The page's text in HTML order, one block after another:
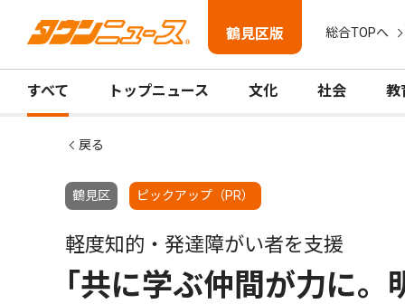
鶴見区版 総合TOPへ
すべて トップニュース 文化 社会 教
戻る
鶴見区 ピックアップ（PR）
軽度知的・発達障がい者を支援
｢共に学ぶ仲間が力に。